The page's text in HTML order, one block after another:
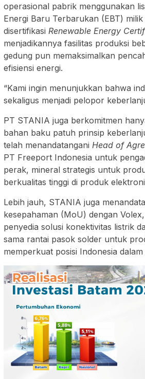
operasional pabrik menggunakan
Energi Baru Terbarukan (EBT)
disertifikasi Renewable Energy
menjadikannya fasilitas produksi
gedung pun memaksimalkan
efisiensi energi.
“Kami ingin menunjukkan bahwa
sekaligus menjadi pelopor
PT STANIA juga berkomitmen
bahan baku patuh prinsip
telah menandatangani Head of
PT Freeport Indonesia untuk
perak, mineral strategis untuk
berkualitas tinggi di produk
Lebih jauh, STANIA juga
kesepahaman (MoU) dengan
penyedia solusi konektivitas listrik
sama rantai pasok solder untuk
memperkuat posisi Indonesia